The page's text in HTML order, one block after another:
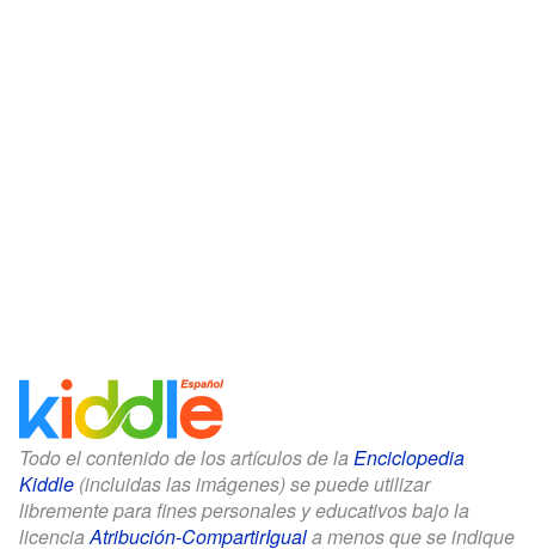
Todo el contenido de los artículos de la Enciclopedia
Kiddle (incluidas las imágenes) se puede utilizar
libremente para fines personales y educativos bajo la
licenciaAtribución-CompartirIguala menos que se indique